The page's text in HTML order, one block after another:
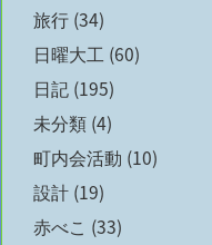
旅行 (34)
日曜大工 (60)
日記 (195)
未分類 (4)
町内会活動 (10)
設計 (19)
赤べこ (33)